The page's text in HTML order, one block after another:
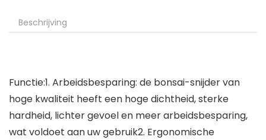
Beschrijving
Functie:1. Arbeidsbesparing: de bonsai-snijder van
hoge kwaliteit heeft een hoge dichtheid, sterke
hardheid, lichter gevoel en meer arbeidsbesparing,
wat voldoet aan uw gebruik2. Ergonomische